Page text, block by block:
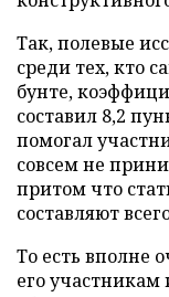
Так, полевые
среди тех, кто
бунте,
составил 8,2
помогал
совсем не
притом что
составляют
То есть вполне
его